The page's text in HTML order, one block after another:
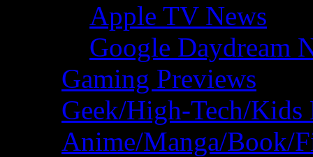
Apple TV News
Google Daydream
Gaming Previews
Geek/High-Tech/Kids
Anime/Manga/Book/